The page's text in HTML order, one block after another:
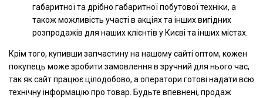
габаритної та дрібно габаритної побутової техніки, а
також можливість участі в акціях та інших вигідних
розпродажів для наших клієнтів у Києві та інших містах.
Крім того, купивши запчастину на нашому сайті оптом, кожен
покупець може зробити замовлення в зручний для нього час,
так як сайт працює цілодобово, а оператори готові надати всю
технічну інформацію про товар. Будьте впевнені, продаж